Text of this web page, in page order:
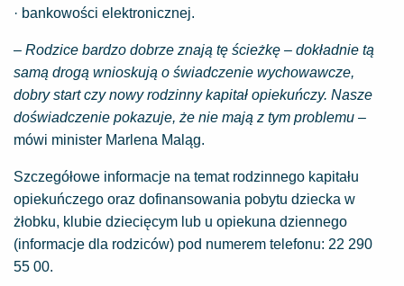
· bankowości elektronicznej.
– Rodzice bardzo dobrze znają tę ścieżkę – dokładnie tą
samą drogą wnioskują o świadczenie wychowawcze,
dobry start czy nowy rodzinny kapitał opiekuńczy. Nasze
doświadczenie pokazuje, że nie mają z tym problemu –
mówi minister Marlena Maląg.
Szczegółowe informacje na temat rodzinnego kapitału
opiekuńczego oraz dofinansowania pobytu dziecka w
żłobku, klubie dziecięcym lub u opiekuna dziennego
(informacje dla rodziców) pod numerem telefonu: 22 290
55 00.